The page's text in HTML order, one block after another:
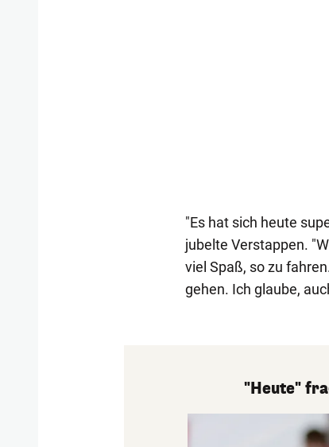
"Es hat sich heute
jubelte Verstappen.
viel Spaß, so zu
gehen. Ich glaube,
"Heute"